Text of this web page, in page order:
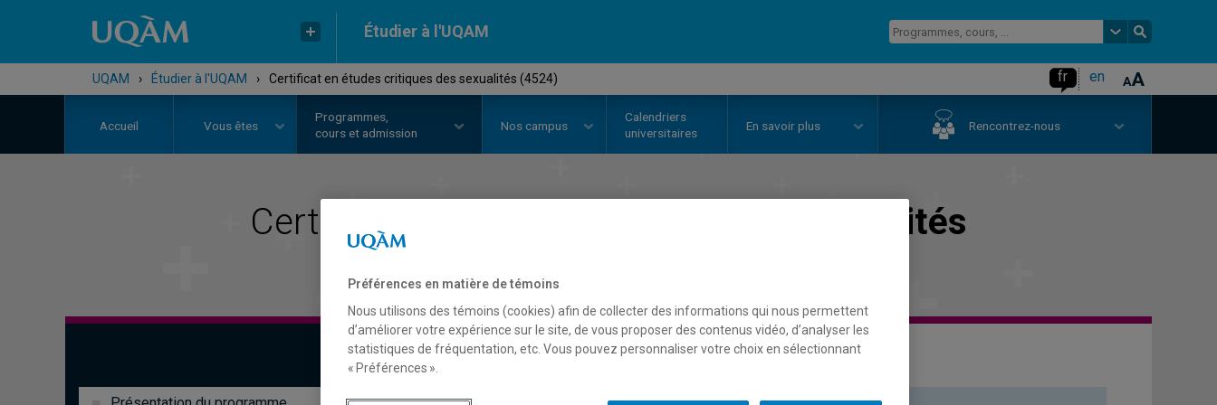
Étudier à l'UQAM
UQAM › Étudier à l'UQAM › Certificat en études critiques des sexualités (4524) fr en
Accueil Vous êtes
Programmes,
cours et admission
Nos campus
Calendriers
universitaires
En savoir plus Rencontrez-nous
Certificat en études critiques des sexualités
Préférences en matière de témoins
Nous utilisons des témoins (cookies) afin de collecter des informations qui nous permettent
d’améliorer votre expérience sur le site, de vous proposer des contenus vidéo, d’analyser les
statistiques de fréquentation, etc. Vous pouvez personnaliser votre choix en sélectionnant
« Préférences ».